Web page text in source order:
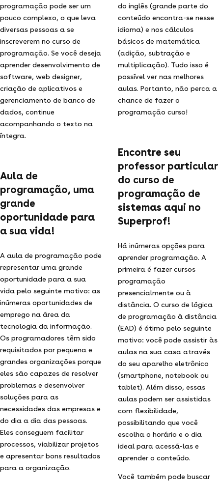
programação pode ser um
pouco complexo, o que leva
diversas pessoas a se
inscreverem no curso de
programação. Se você deseja
aprender desenvolvimento de
software, web designer,
criação de aplicativos e
gerenciamento de banco de
dados, continue
acompanhando o texto na
íntegra.
Aula de
programação, uma
grande
oportunidade para
a sua vida!
A aula de programação pode
representar uma grande
oportunidade para a sua
vida pelo seguinte motivo: as
inúmeras oportunidades de
emprego na área da
tecnologia da informação.
Os programadores têm sido
requisitados por pequena e
grandes organizações porque
eles são capazes de resolver
problemas e desenvolver
soluções para as
necessidades das empresas e
do dia a dia das pessoas.
Eles conseguem facilitar
processos, viabilizar projetos
e apresentar bons resultados
para a organização.
do inglês (grande parte do
conteúdo encontra-se nesse
idioma) e nos cálculos
básicos de matemática
(adição, subtração e
multiplicação). Tudo isso é
possível ver nas melhores
aulas. Portanto, não perca a
chance de fazer o
programação curso!
Encontre seu
professor particular
do curso de
programação de
sistemas aqui no
Superprof!
Há inúmeras opções para
aprender programação. A
primeira é fazer cursos
programação
presencialmente ou à
distância. O curso de lógica
de programação à distância
(EAD) é ótimo pelo seguinte
motivo: você pode assistir às
aulas na sua casa através
do seu aparelho eletrônico
(smartphone, notebook ou
tablet). Além disso, essas
aulas podem ser assistidas
com flexibilidade,
possibilitando que você
escolha o horário e o dia
ideal para acessá-las e
aprender o conteúdo.
Você também pode buscar